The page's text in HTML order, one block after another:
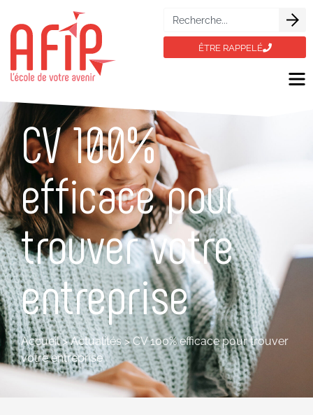
ÊTRE RAPPELÉ
CV 100%
efficace pour
trouver votre
entreprise
Accueil>Actualités>CV 100% efficace pour trouver
votre entreprise